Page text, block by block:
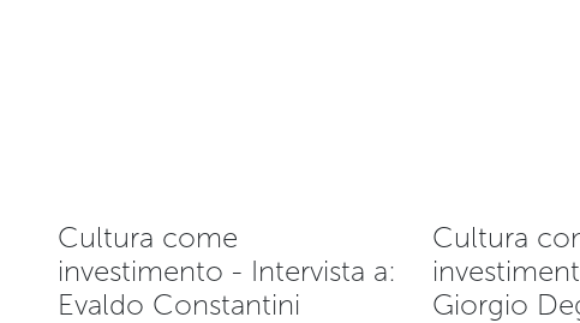
Cultura come
investimento - Intervista a:
Evaldo Constantini
Cultura
Giorgio